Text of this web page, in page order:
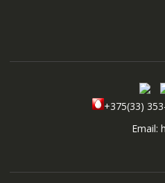
+375(33)
Email: